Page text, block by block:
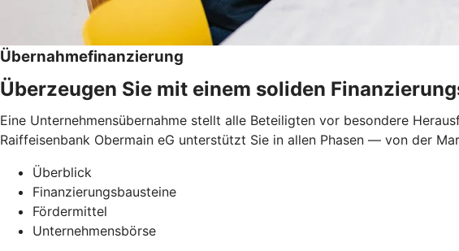
Übernahmefinanzierung
Überzeugen Sie mit einem soliden
Eine Unternehmensübernahme stellt alle Beteiligten vor besondere
Raiffeisenbank Obermain eG unterstützt Sie in allen Phasen — von der
Überblick
Finanzierungsbausteine
Fördermittel
Unternehmensbörse